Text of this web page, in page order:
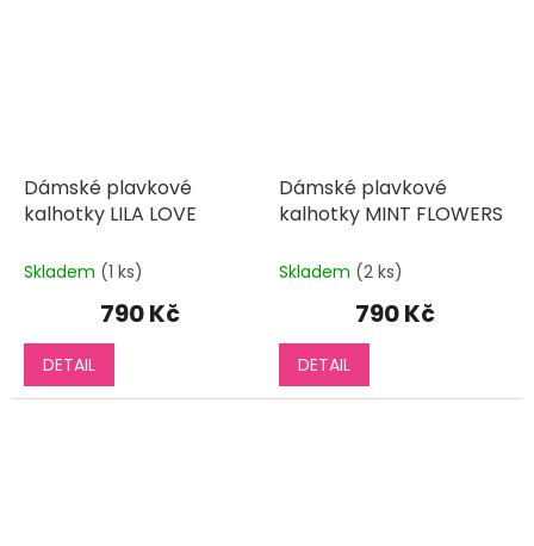
Dámské plavkové
kalhotky LILA LOVE
Skladem (1 ks)
790 Kč
DETAIL
Dámské plavkové
kalhotky MINT FLOWERS
Skladem (2 ks)
790 Kč
DETAIL